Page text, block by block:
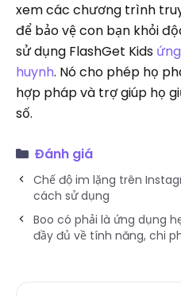
xem các chương trình
để bảo vệ con bạn khỏi
sử dụng FlashGet Kids
huynh. Nó cho phép họ
hợp pháp và trợ giúp họ
số.
Đánh giá
Chế độ im lặng trên
cách sử dụng
Boo có phải là ứng dụng
đầy đủ về tính năng, chi